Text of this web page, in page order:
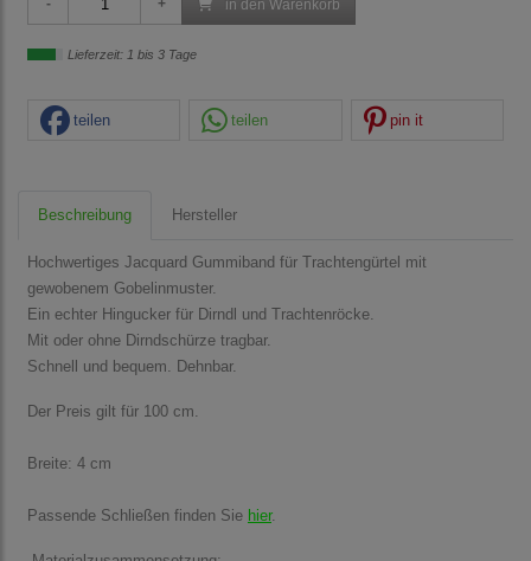
in den Warenkorb
Lieferzeit: 1 bis 3 Tage
teilen teilen pin it
Beschreibung Hersteller
Hochwertiges Jacquard Gummiband für Trachtengürtel mit
gewobenem Gobelinmuster.
Ein echter Hingucker für Dirndl und Trachtenröcke.
Mit oder ohne Dirndschürze tragbar.
Schnell und bequem. Dehnbar.
Der Preis gilt für 100 cm.
Breite: 4 cm
Passende Schließen finden Sie hier.